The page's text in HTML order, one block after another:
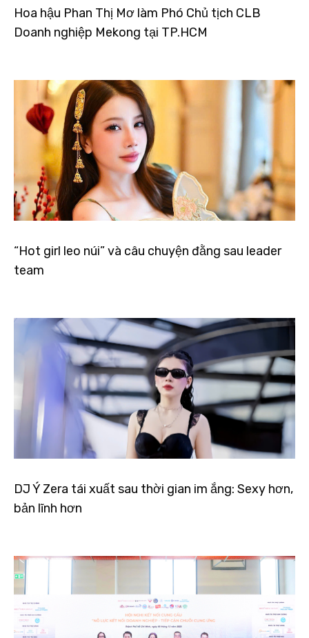
Hoa hậu Phan Thị Mơ làm Phó Chủ tịch CLB
Doanh nghiệp Mekong tại TP.HCM
“Hot girl leo núi” và câu chuyện đằng sau leader
team
DJ Ý Zera tái xuất sau thời gian im ắng: Sexy hơn,
bản lĩnh hơn